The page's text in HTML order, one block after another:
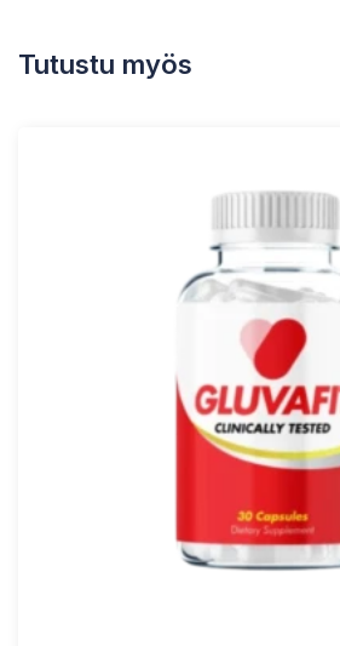
Tutustu myös